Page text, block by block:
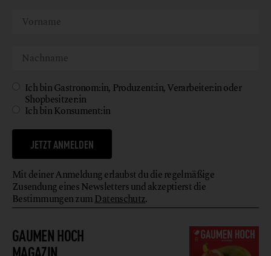
GAUMEN HOCH
MAGAZIN
Ich bin Gastronom:in, Produzent:in, Verarbeiter:in oder
Shopbesitzer:in
Ich bin Konsument:in
JETZT ANMELDEN
Mit deiner Anmeldung erlaubst du die regelmäßige
Zusendung eines Newsletters und akzeptierst die
Bestimmungen zumDatenschutz.